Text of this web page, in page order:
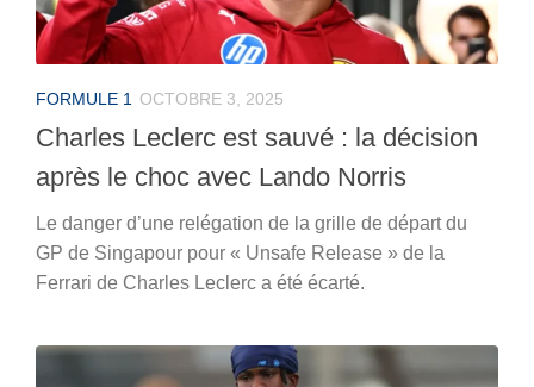
FORMULE 1 OCTOBRE 3, 2025
Charles Leclerc est sauvé : la décision
après le choc avec Lando Norris
Le danger d’une relégation de la grille de départ du
GP de Singapour pour « Unsafe Release » de la
Ferrari de Charles Leclerc a été écarté.